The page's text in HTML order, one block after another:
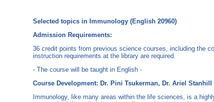
Admission Requirements:
36 credit points from previous science courses, including the
instruction requirements at the library are required.
- The course will be taught in English -
Course Development: Dr. Pini Tsukerman, Dr. Ariel Stanhill
Immunology, like many areas within the life sciences, is a